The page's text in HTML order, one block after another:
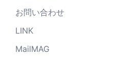
お問い合わせ
LINK
MailMAG